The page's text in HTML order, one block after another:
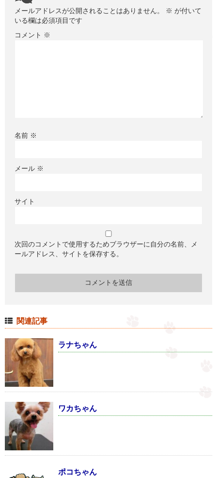
メールアドレスが公開されることはありません。 ※ が付いて
いる欄は必須項目です
コメント ※
名前 ※
メール ※
サイト
次回のコメントで使用するためブラウザーに自分の名前、メ
ールアドレス、サイトを保存する。
関連記事
ラナちゃん
ワカちゃん
ポコちゃん